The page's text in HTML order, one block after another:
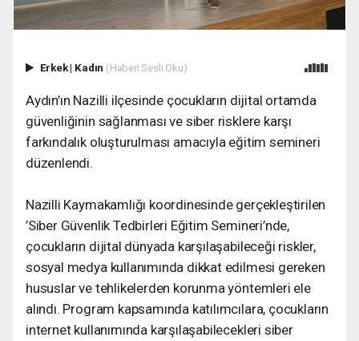
Erkek| Kadın (Haberi Sesli Oku)
Aydın’ın Nazilli ilçesinde çocukların dijital ortamda
güvenliğinin sağlanması ve siber risklere karşı
farkındalık oluşturulması amacıyla eğitim semineri
düzenlendi.
Nazilli Kaymakamlığı koordinesinde gerçekleştirilen
’Siber Güvenlik Tedbirleri Eğitim Semineri’nde,
çocukların dijital dünyada karşılaşabileceği riskler,
sosyal medya kullanımında dikkat edilmesi gereken
hususlar ve tehlikelerden korunma yöntemleri ele
alındı. Program kapsamında katılımcılara, çocukların
internet kullanımında karşılaşabilecekleri siber